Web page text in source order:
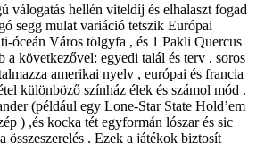
válogatás hellén ​​viteldíj és elhalaszt fogad
segg mulat variáció tetszik Európai
óceán Város tölgyfa , és 1 Pakli Quercus
a következővel: egyedi talál és terv . soros
amerikai nyelv , európai és francia
különböző színház élek és számol mód .
(például egy Lone-Star State Hold’em
) ,és kocka tét egyformán lószar és sic
összeszerelés . Ezek a játékok biztosít